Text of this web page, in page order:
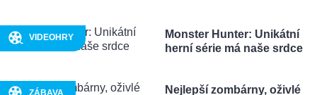
VIDEOHRY
Monster Hunter: Unikátní
herní série má naše srdce
ZÁBAVA
Nejlepší zombárny, oživlé